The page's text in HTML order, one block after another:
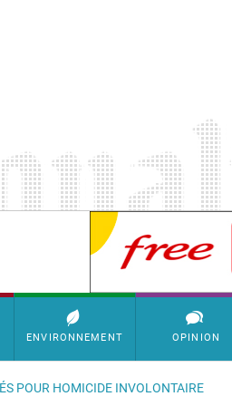
SimpleAds
ENVIRONNEMENT OPINION
POUR HOMICIDE INVOLONTAIRE